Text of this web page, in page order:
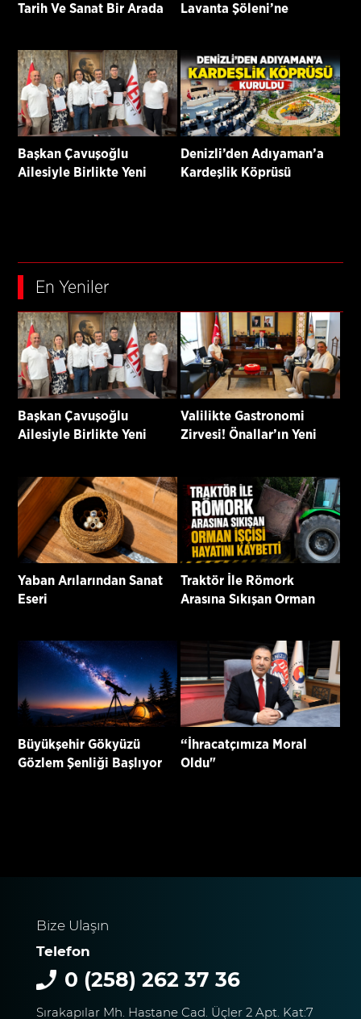
Tarih Ve Sanat Bir Arada
Lavanta Şöleni’ne
Başkan Çavuşoğlu
Ailesiyle Birlikte Yeni
Denizli’den Adıyaman’a
Kardeşlik Köprüsü
En Yeniler
Başkan Çavuşoğlu
Ailesiyle Birlikte Yeni
Valilikte Gastronomi
Zirvesi! Önallar’ın Yeni
Yaban Arılarından Sanat
Eseri
Traktör İle Römork
Arasına Sıkışan Orman
Büyükşehir Gökyüzü
Gözlem Şenliği Başlıyor
“İhracatçımıza Moral
Oldu"
Bize Ulaşın
Telefon
0 (258) 262 37 36
Sırakapılar Mh. Hastane Cad. Üçler 2 Apt. Kat:7